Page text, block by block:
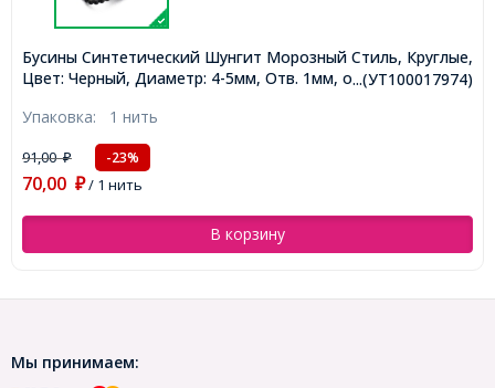
...(УТ100017974)
Бусины Синтетический Шунгит Морозный Стиль, Круглые,
Цвет: Черный, Диаметр: 4-5мм, Отв. 1мм, около
Упаковка: 1 нить
91,00₽ -23%
70,00 ₽/ 1 нить
В корзину
Мы принимаем: